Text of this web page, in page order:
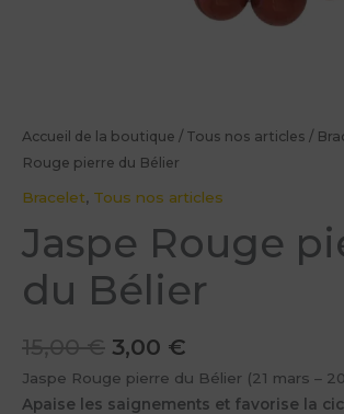
Accueil de la boutique / Tous nos articles /
Rouge pierre du Bélier
Bracelet, Tous nos articles
Jaspe Rouge
du Bélier
15,00€ 3,00 €
Jaspe Rouge pierre du Bélier (21 mars –
Apaise les saignements et favorise la